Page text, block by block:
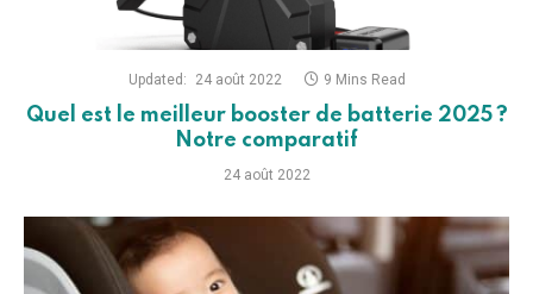
Updated: 24 août 2022 9 Mins Read
Quel est le meilleur booster de batterie 2025 ?
Notre comparatif
24 août 2022